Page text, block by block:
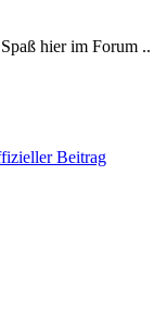
hier im Forum ..
Beitrag